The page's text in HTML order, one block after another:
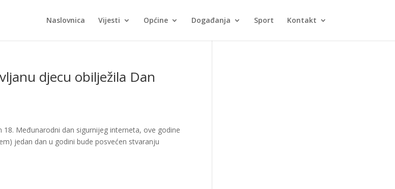
Naslovnica Vijesti Općine Događanja Sport Kontakt
djecu obilježila Dan
Međunarodni dan sigurnijeg interneta, ove godine
jedan dan u godini bude posvećen stvaranju